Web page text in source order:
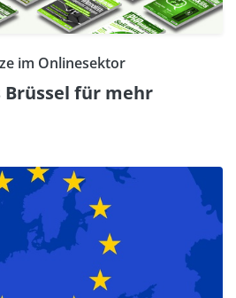
im Onlinesektor
für mehr